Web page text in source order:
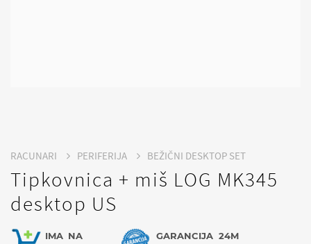
RACUNARI PERIFERIJA BEŽIČNI DESKTOP SET
Tipkovnica + miš LOG MK345
desktop US
IMA NA
GARANCIJA 24M